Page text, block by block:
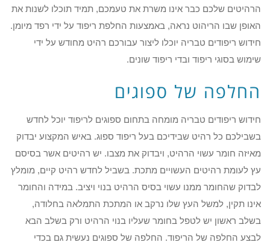
הרהיטים שלכם כבר אינו משרת את טעמכם, תמיד תוכלו לשנות את
האופן שבו הריהוט נראה, באמצעות החלפת ריפוד על ידי רפד מיומן.
חידוש ריפודים טבריה יוכלו ליצור עבורכם רהיט מחודש על ידי
שימוש בסוגי ריפוד ובדי ריפוד שונים.
החלפה של ספוגים
חידוש ריפודים טבריה מומחה בתחום ספוגים לריפוד יוכל לחדש
בשבילכם כל רהיט שבידיכם בעל ריפוד ספוג. באיש המקצוע יבדוק
מאיזה חומר עשוי הרהיט, ויבדוק את מצבו. יש רהיטים אשר בסיסם
עץ לעומת רהיטים העשויים מתכת. בשביל לחדש רהיט קיים, מומלץ
לבדוק שהחומר ממנו עשוי בסיס הרהיט בנוי ויציב. במידה והחומר
אינו תקין, למשל העץ שלו נרקב או המתכת התמלאה בחלודה,
בשלב ראשון יש לטפל בחומר שעליו בנוי הרהיט ורק בשלב הבא
לבצע החלפה של הריפוד. החלפה של ספוגים נעשית גם בכדי